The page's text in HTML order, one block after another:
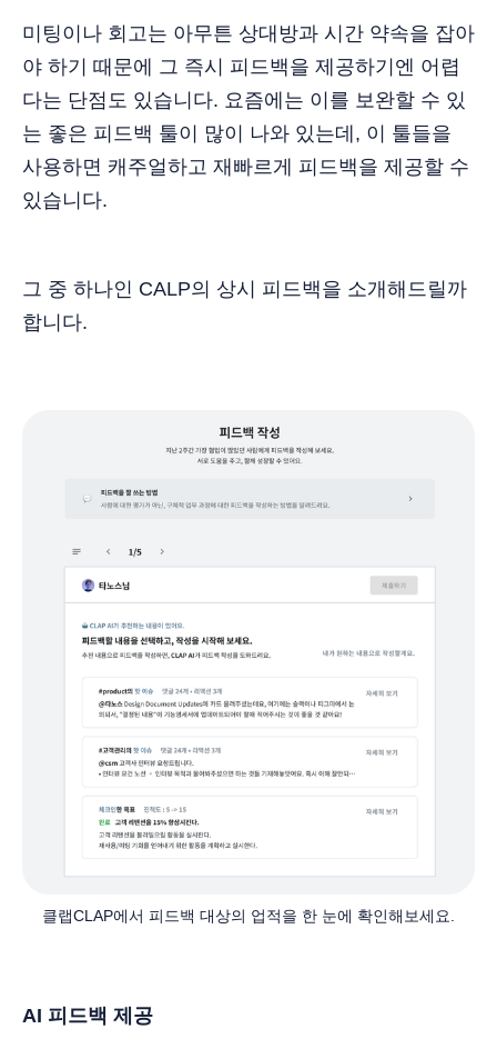
미팅이나 회고는 아무튼 상대방과 시간 약속을 잡아
야 하기 때문에 그 즉시 피드백을 제공하기엔 어렵
다는 단점도 있습니다. 요즘에는 이를 보완할 수 있
는 좋은 피드백 툴이 많이 나와 있는데, 이 툴들을
사용하면 캐주얼하고 재빠르게 피드백을 제공할 수
있습니다.
그 중 하나인 CALP의 상시 피드백을 소개해드릴까
합니다.
클랩CLAP에서 피드백 대상의 업적을 한 눈에 확인해보세요.
AI 피드백 제공